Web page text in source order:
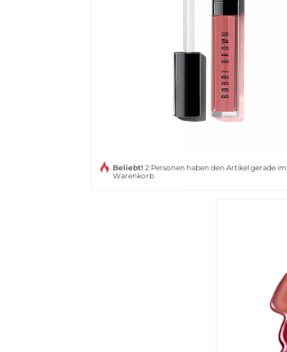
Beliebt! 2 Personen haben den Artikel gerade im
Warenkorb